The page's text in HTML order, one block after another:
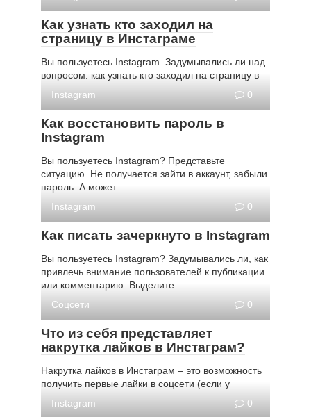
Как узнать кто заходил на
страницу в Инстаграме
Вы пользуетесь Instagram. Задумывались ли над
вопросом: как узнать кто заходил на страницу в
Instagram
0
Как восстановить пароль в
Instagram
Вы пользуетесь Instagram? Представьте
ситуацию. Не получается зайти в аккаунт, забыли
пароль. А может
Instagram
0
Как писать зачеркнуто в Instagram
Вы пользуетесь Instagram? Задумывались ли, как
привлечь внимание пользователей к публикации
или комментарию. Выделите
Соцсети
0
Что из себя представляет
накрутка лайков в Инстаграм?
Накрутка лайков в Инстаграм – это возможность
получить первые лайки в соцсети (если у
Instagram
0